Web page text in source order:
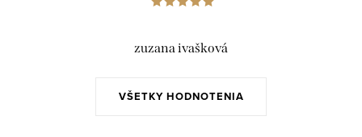
VŠETKY HODNOTENIA
zuzana ivašková